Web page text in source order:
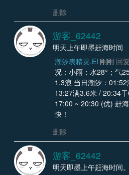
删除
游客_62442
明天上午即墨赶海时间
潮汐表精灵.EI 刚刚 回
况：小雨；水28°；气
1.3浪 当日潮汐：
13:27满3.6米 / 20:34
17:00 ~ 20:30 (优) 赶
快！
删除
游客_62442
明天即墨上午赶海时间。